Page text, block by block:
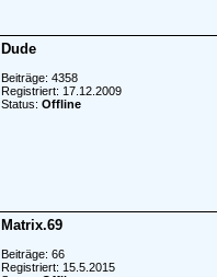
Dude
Beiträge: 4358
Registriert: 17.12.2009
Status: Offline
Matrix.69
Beiträge: 66
Registriert: 15.5.2015